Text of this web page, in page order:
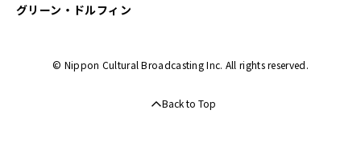
グリーン・ドルフィン
© Nippon Cultural Broadcasting Inc. All rights reserved.
Back to Top